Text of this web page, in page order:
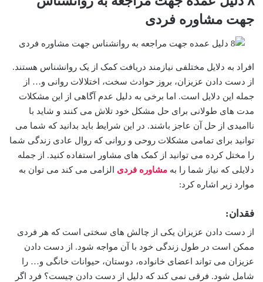
جهت مشاوره فردی
افراد به دلایل مختلفی نیازمند دریافت کمک از یک روانشناس هستند.
از دست دادن عزیزان، بروز حوادث سخت، اختلالات روانی و… از
جمله این دلایل است. اما برخی به دلیل عدم آگاهی از این مشکلات
مدت های طولانی برای حل مشکل خود تلاش می کنند و شاید با
ناامیدی از حل آن عاجز باشند. در این شرایط باید بدانید که شما می
توانید برای تمامی مشکلات روحی و روانی که روال عادی زندگی شما
را مختل کرده می توانید از کمک های مشاور استفاده کنید. از جمله
دلایلی که نیاز شما را به مشاوره فردی
الزامی می کند می توان به
موارد زیر اشاره کرد:
فقدان:
از دست دادن عزیزان یکی از چالش های سختی است که هر فردی
ممکن است در طول زندگی خود با آن مواجه شود. از دست دادن
عزیزان می تواند اعضای خانواده، دوستان، حیوانات خانگی و… را
شامل شود. فرقی نمی کند که دلیل از دست دادن چیست؟ فرد اگر